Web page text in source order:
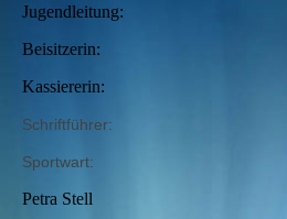
Jugendleitung:
Beisitzerin:
Kassiererin:
Schriftführer:
Sportwart:
Petra Stell